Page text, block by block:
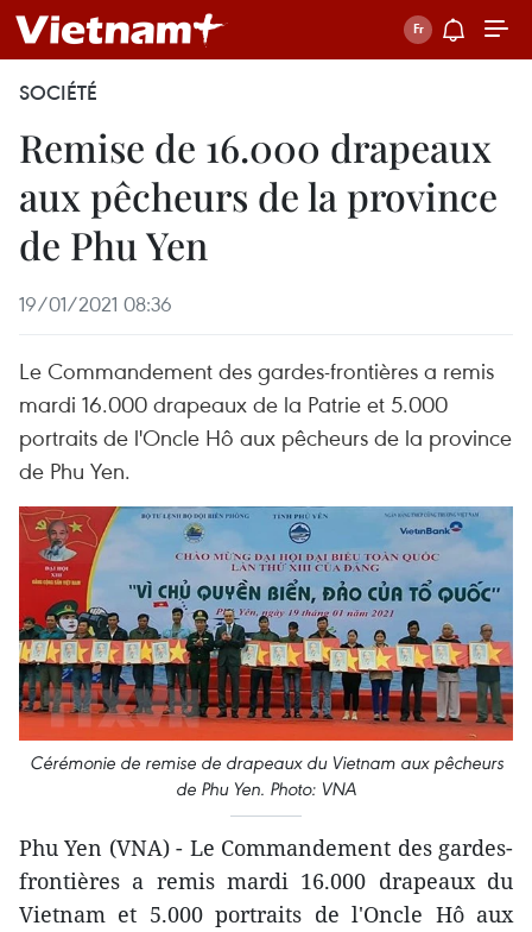
SOCIÉTÉ
Remise de 16.000 drapeaux
aux pêcheurs de la province
de Phu Yen
19/01/2021 08:36
Le Commandement des gardes-frontières a remis
mardi 16.000 drapeaux de la Patrie et 5.000
portraits de l'Oncle Hô aux pêcheurs de la province
de Phu Yen.
Cérémonie de remise de drapeaux du Vietnam aux pêcheurs
de Phu Yen. Photo: VNA
Phu Yen (VNA) - Le Commandement des gardes-
frontières a remis mardi 16.000 drapeaux du
Vietnam et 5.000 portraits de l'Oncle Hô aux